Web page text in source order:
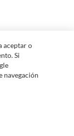
aceptar o
Si
navegación